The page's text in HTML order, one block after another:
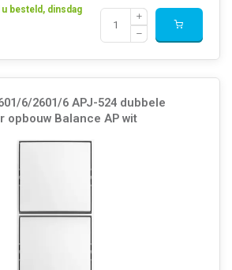
besteld, dinsdag
6/2601/6 APJ-524 dubbele
opbouw Balance AP wit